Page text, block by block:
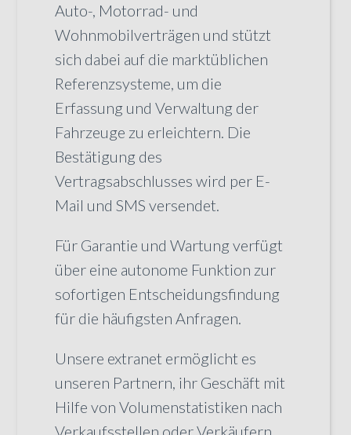
Auto-, Motorrad- und
Wohnmobilverträgen und stützt
sich dabei auf die marktüblichen
Referenzsysteme, um die
Erfassung und Verwaltung der
Fahrzeuge zu erleichtern. Die
Bestätigung des
Vertragsabschlusses wird per E-
Mail und SMS versendet.
Für Garantie und Wartung verfügt
über eine autonome Funktion zur
sofortigen Entscheidungsfindung
für die häufigsten Anfragen.
Unsere extranet ermöglicht es
unseren Partnern, ihr Geschäft mit
Hilfe von Volumenstatistiken nach
Verkaufsstellen oder Verkäufern,